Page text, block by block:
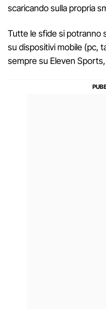
scaricando sulla propria
Tutte le sfide si potranno
su dispositivi mobile (pc,
sempre su Eleven